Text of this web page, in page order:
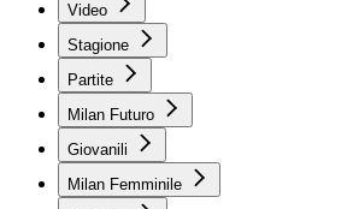
Video
Stagione
Partite
Milan Futuro
Giovanili
Milan Femminile